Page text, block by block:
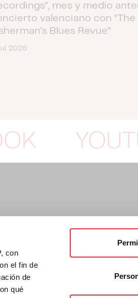
con
el fin de
de
qué
mes y medio
valenciano con “The
Blues Revue”
2026